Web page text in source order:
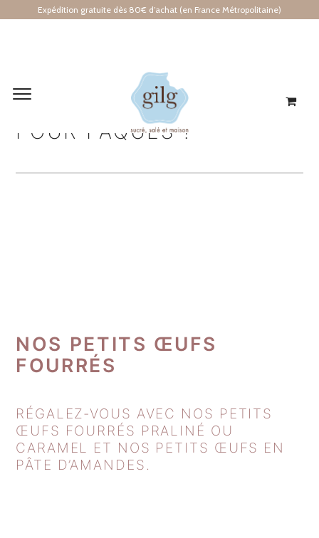
Expédition gratuite dès 80€ d’achat (en France Métropolitaine)
LES INCONTOURNABLES
POUR PÂQUES !
NOS PETITS ŒUFS
FOURRÉS
RÉGALEZ-VOUS AVEC NOS PETITS
ŒUFS FOURRÉS PRALINÉ OU
CARAMEL ET NOS PETITS ŒUFS EN
PÂTE D’AMANDES.